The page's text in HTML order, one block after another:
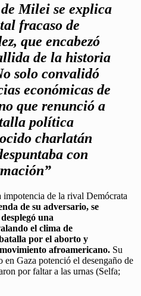
Milei se explica
fracaso de
que encabezó
de la historia
solo convalidó
económicas de
que renunció a
política
charlatán
con
de la rival Demócrata
de su adversario, se
una
el clima de
por el aborto y
afroamericano. Su
Gaza potenció el desengaño de
por faltar a las urnas (Selfa;